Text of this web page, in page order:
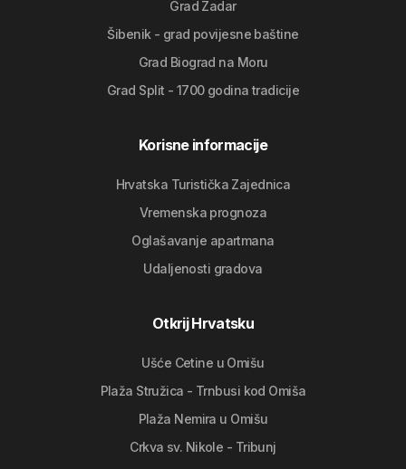
Grad Zadar
Šibenik - grad povijesne baštine
Grad Biograd na Moru
Grad Split - 1700 godina tradicije
Korisne informacije
Hrvatska Turistička Zajednica
Vremenska prognoza
Oglašavanje apartmana
Udaljenosti gradova
Otkrij Hrvatsku
Ušće Cetine u Omišu
Plaža Stružica - Trnbusi kod Omiša
Plaža Nemira u Omišu
Crkva sv. Nikole - Tribunj